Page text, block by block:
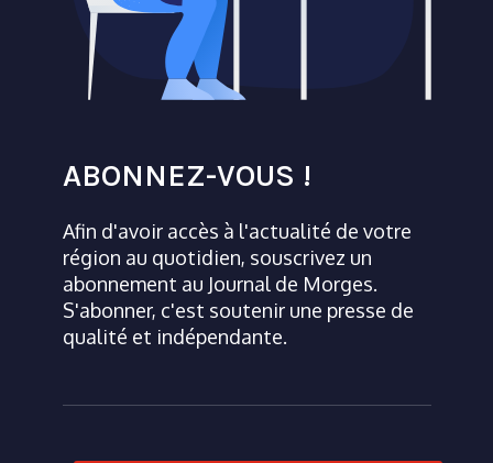
ABONNEZ-VOUS !
Afin d'avoir accès à l'actualité de votre
région au quotidien, souscrivez un
abonnement au Journal de Morges.
S'abonner, c'est soutenir une presse de
qualité et indépendante.